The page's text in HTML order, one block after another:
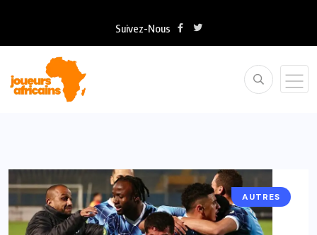
Suivez-Nous
AUTRES